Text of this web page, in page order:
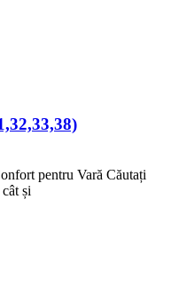
pentru Vară Căutați
și